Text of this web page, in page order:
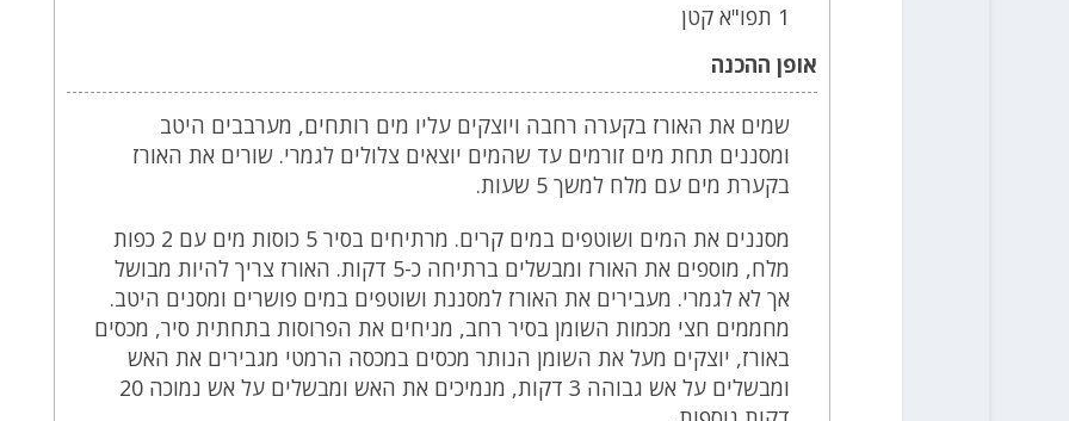
1 תפו"א קטן
אופן ההכנה
שמים את האורז בקערה רחבה ויוצקים עליו מים רותחים, מערבבים היטב
ומסננים תחת מים זורמים עד שהמים יוצאים צלולים לגמרי. שורים את האורז
בקערת מים עם מלח למשך 5 שעות.
מסננים את המים ושוטפים במים קרים. מרתיחים בסיר 5 כוסות מים עם 2 כפות
מלח, מוספים את האורז ומבשלים ברתיחה כ-5 דקות. האורז צריך להיות מבושל
אך לא לגמרי. מעבירים את האורז למסננת ושוטפים במים פושרים ומסנים היטב.
מחממים חצי מכמות השומן בסיר רחב, מניחים את הפרוסות בתחתית סיר, מכסים
באורז, יוצקים מעל את השומן הנותר מכסים במכסה הרמטי מגבירים את האש
ומבשלים על אש גבוהה 3 דקות, מנמיכים את האש ומבשלים על אש נמוכה 20